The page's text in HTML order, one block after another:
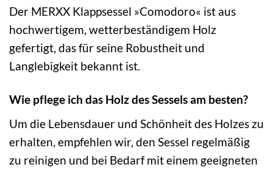
Der MERXX Klappsessel »Comodoro« ist aus
hochwertigem, wetterbeständigem Holz
gefertigt, das für seine Robustheit und
Langlebigkeit bekannt ist.
Wie pflege ich das Holz des Sessels am besten?
Um die Lebensdauer und Schönheit des Holzes zu
erhalten, empfehlen wir, den Sessel regelmäßig
zu reinigen und bei Bedarf mit einem geeigneten